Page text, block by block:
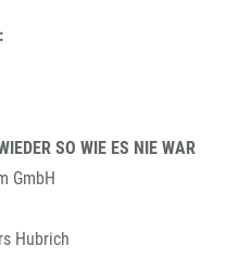
SO WIE ES NIE WAR
GmbH
Hubrich